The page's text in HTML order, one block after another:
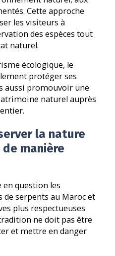
Cette approche
les visiteurs à
des espèces tout
naturel.
écologique, le
protéger ses
aussi promouvoir une
naturel auprès
la nature
manière
question les
de serpents au Maroc et
plus respectueuses
ne doit pas être
et mettre en danger